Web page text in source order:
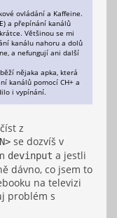
ovládání a Kaffeine.
a přepínání kanálů
Většinou se mi
kanálu nahoru a dolů
a nefungují ani další
nějaka apka, která
kanálů pomocí CH+ a
i vypínání.
z
se dozvíš v
devinput a jestli
dávno, co jsem to
na televizi
problém s